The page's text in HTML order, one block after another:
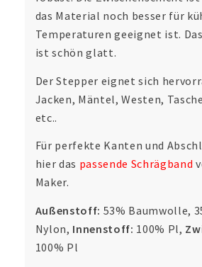
das Material noch besser für
Temperaturen geeignet ist.
ist schön glatt.
Der Stepper eignet sich
Jacken, Mäntel, Westen,
etc..
Für perfekte Kanten und
hier das passende Schrägband
Maker.
Außenstoff: 53% Baumwolle,
Nylon, Innenstoff: 100% Pl,
100% Pl